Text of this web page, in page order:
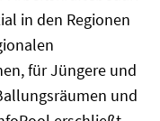
in den Regionen
für Jüngere und
und